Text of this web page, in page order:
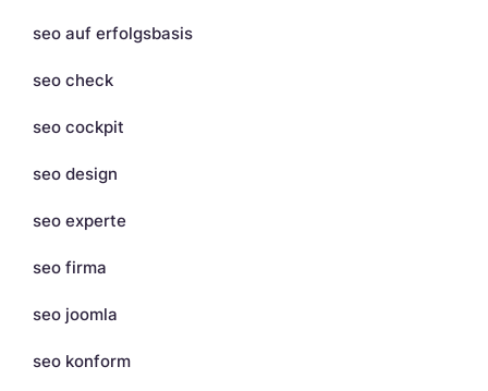
seo auf erfolgsbasis
seo check
seo cockpit
seo design
seo experte
seo firma
seo joomla
seo konform